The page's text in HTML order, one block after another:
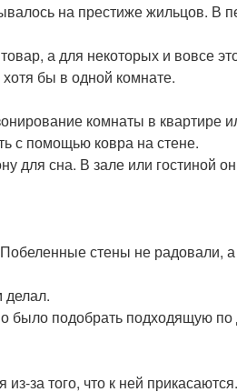
на престиже жильцов. В
а для некоторых и вовсе
бы в одной комнате.
комнаты в квартире
с помощью ковра на стене.
для сна. В зале или гостиной
стены не радовали,
подобрать подходящую по
за того, что к ней